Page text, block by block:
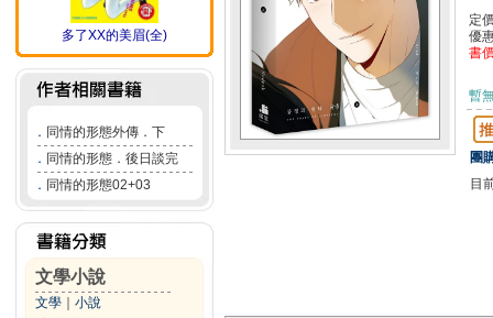
多了XX的美眉(全)
． 同情的形態外傳．下
． 同情的形態．後日談完
． 同情的形態02+03
文學小說
文學 小說
定
優
書
暫
團
目